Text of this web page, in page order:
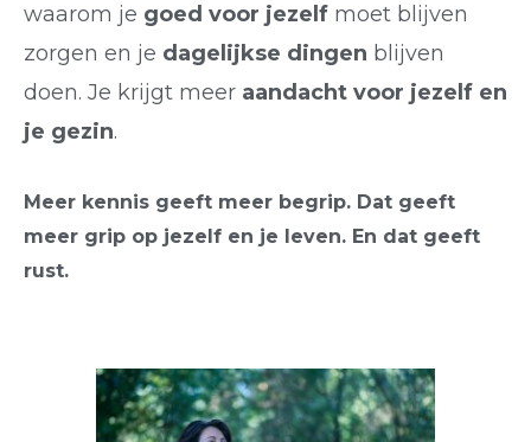
waarom je goed voor jezelf moet blijven
zorgen en je dagelijkse dingen blijven
doen. Je krijgt meer aandacht voor jezelf en
je gezin.
Meer kennis geeft meer begrip. Dat geeft
meer grip op jezelf en je leven. En dat geeft
rust.